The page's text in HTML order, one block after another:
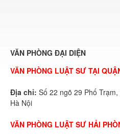
VĂN PHÒNG ĐẠI DIỆN
VĂN PHÒNG LUẬT SƯ TẠI
Địa chỉ: Số 22 ngõ 29 Phố
Hà Nội
VĂN PHÒNG LUẬT SƯ HẢI